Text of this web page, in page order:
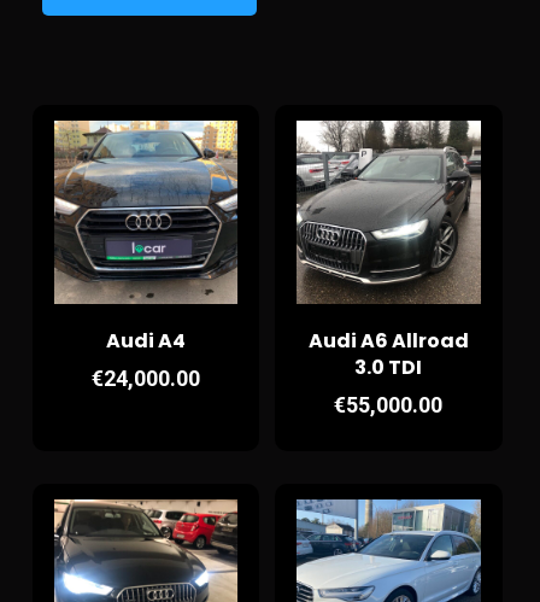
Audi A4
€24,000.00
Audi A6 Allroad
3.0 TDI
€55,000.00